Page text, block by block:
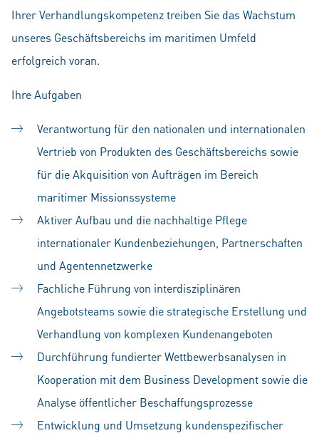
Ihrer Verhandlungskompetenz treiben Sie das Wachstum
unseres Geschäftsbereichs im maritimen Umfeld
erfolgreich voran.
Ihre Aufgaben
Verantwortung für den nationalen und internationalen
Vertrieb von Produkten des Geschäftsbereichs sowie
für die Akquisition von Aufträgen im Bereich
maritimer Missionssysteme
Aktiver Aufbau und die nachhaltige Pflege
internationaler Kundenbeziehungen, Partnerschaften
und Agentennetzwerke
Fachliche Führung von interdisziplinären
Angebotsteams sowie die strategische Erstellung und
Verhandlung von komplexen Kundenangeboten
Durchführung fundierter Wettbewerbsanalysen in
Kooperation mit dem Business Development sowie die
Analyse öffentlicher Beschaffungsprozesse
Entwicklung und Umsetzung kundenspezifischer